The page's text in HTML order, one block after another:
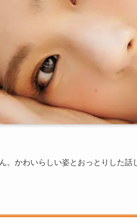
。かわいらしい姿とおっとりした話